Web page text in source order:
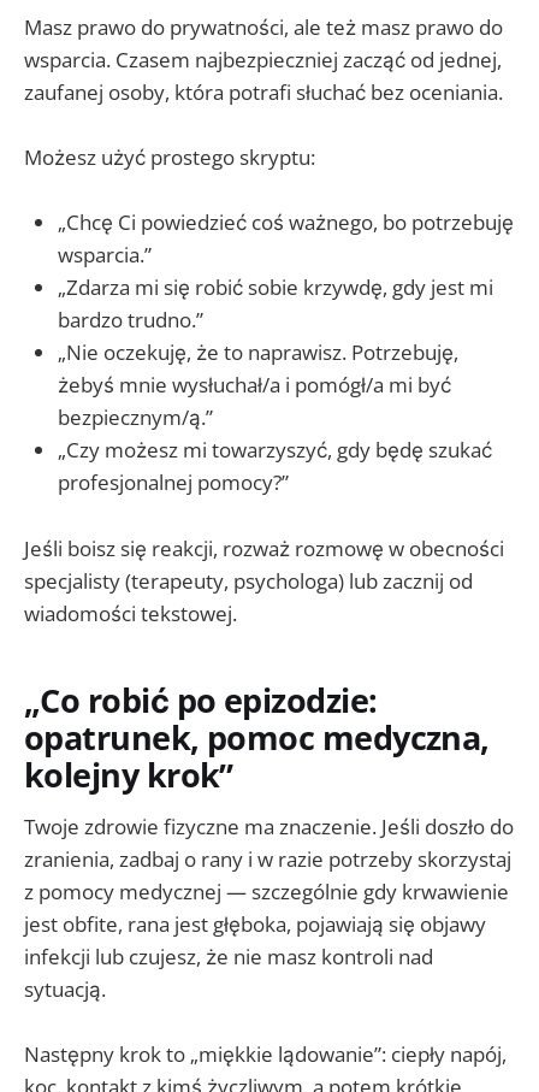
Masz prawo do prywatności, ale też masz prawo do
wsparcia. Czasem najbezpieczniej zacząć od jednej,
zaufanej osoby, która potrafi słuchać bez oceniania.
Możesz użyć prostego skryptu:
„Chcę Ci powiedzieć coś ważnego, bo potrzebuję
wsparcia.”
„Zdarza mi się robić sobie krzywdę, gdy jest mi
bardzo trudno.”
„Nie oczekuję, że to naprawisz. Potrzebuję,
żebyś mnie wysłuchał/a i pomógł/a mi być
bezpiecznym/ą.”
„Czy możesz mi towarzyszyć, gdy będę szukać
profesjonalnej pomocy?”
Jeśli boisz się reakcji, rozważ rozmowę w obecności
specjalisty (terapeuty, psychologa) lub zacznij od
wiadomości tekstowej.
„Co robić po epizodzie:
opatrunek, pomoc medyczna,
kolejny krok”
Twoje zdrowie fizyczne ma znaczenie. Jeśli doszło do
zranienia, zadbaj o rany i w razie potrzeby skorzystaj
z pomocy medycznej — szczególnie gdy krwawienie
jest obfite, rana jest głęboka, pojawiają się objawy
infekcji lub czujesz, że nie masz kontroli nad
sytuacją.
Następny krok to „miękkie lądowanie”: ciepły napój,
koc, kontakt z kimś życzliwym, a potem krótkie